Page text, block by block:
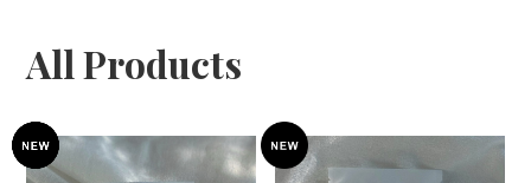
All Products